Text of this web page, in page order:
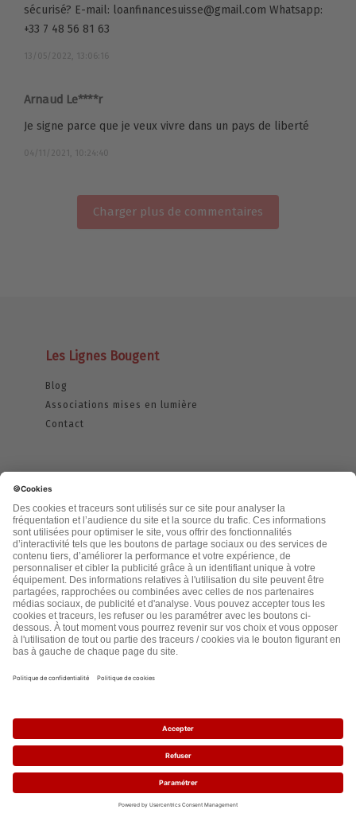
sécurisé? E-mail: loanfinancesuisse@gmail.com Whatsapp:
+33 7 48 56 81 63
13/05/2022, 13:06:16
Arnaud Le****r
Je signe parce que je veux vivre dans un pays de liberté
04/11/2021, 10:24:40
Charger plus de commentaires
Les Lignes Bougent
Blog
Associations mises en lumière
Contact
Aide
Questions fréquentes
Guide : comment créer une pétition ?
Lancez votre 1ère pétition
Paramètres cookies
Pinterest